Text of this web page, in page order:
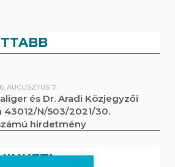
AUGUSZTUS 7.
és Dr. Aradi Közjegyzői
43012/N/503/2021/30.
hirdetmény